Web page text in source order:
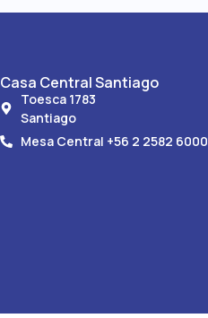
Casa Central Santiago
Toesca 1783
Santiago
Mesa Central +56 2 2582 6000